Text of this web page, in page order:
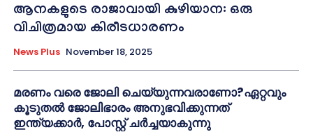
ആനകളുടെ രാജാവായി കുഴിയാന: ഒരു
വിചിത്രമായ കിരീടധാരണം
News Plus November 18, 2025
മരണം വരെ ജോലി ചെയ്യുന്നവരാണോ?ഏറ്റവും
കൂടുതൽ ജോലിഭാരം അനുഭവിക്കുന്നത്
ഇന്ത്യക്കാർ, പോസ്റ്റ് ചർച്ചയാകുന്നു